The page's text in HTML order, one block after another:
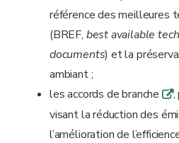
référence des meilleures
(BREF, best available
documents) et la
ambiant ;
les accords de branche q,
visant la réduction des
l’amélioration de